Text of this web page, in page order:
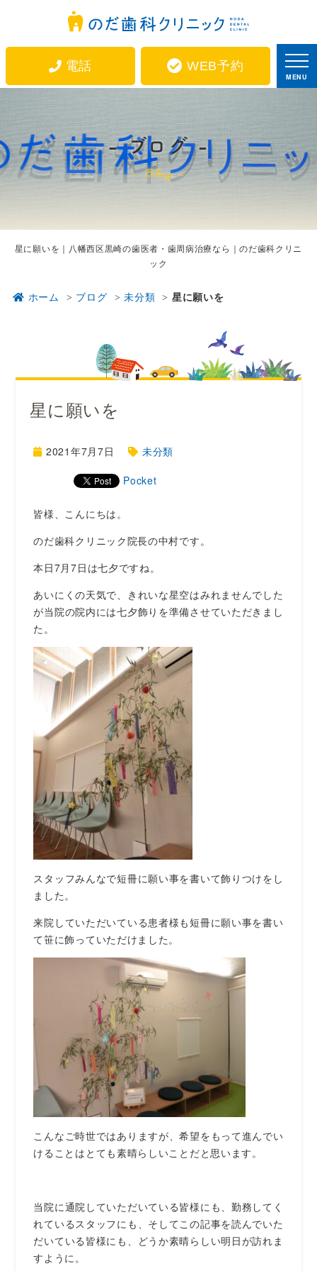
電話 WEB予約
MENU
ブログ
Blog
星に願いを｜八幡西区黒崎の歯医者・歯周病治療なら｜のだ歯科クリニ
ック
ホーム ブログ 未分類 星に願いを
星に願いを
2021年7月7日 未分類
Pocket
皆様、こんにちは。
のだ歯科クリニック院長の中村です。
本日7月7日は七夕ですね。
あいにくの天気で、きれいな星空はみれませんでした
が当院の院内には七夕飾りを準備させていただきまし
た。
スタッフみんなで短冊に願い事を書いて飾りつけをし
ました。
来院していただいている患者様も短冊に願い事を書い
て笹に飾っていただけました。
こんなご時世ではありますが、希望をもって進んでい
けることはとても素晴らしいことだと思います。
当院に通院していただいている皆様にも、勤務してく
れているスタッフにも、そしてこの記事を読んでいた
だいている皆様にも、どうか素晴らしい明日が訪れま
すように。